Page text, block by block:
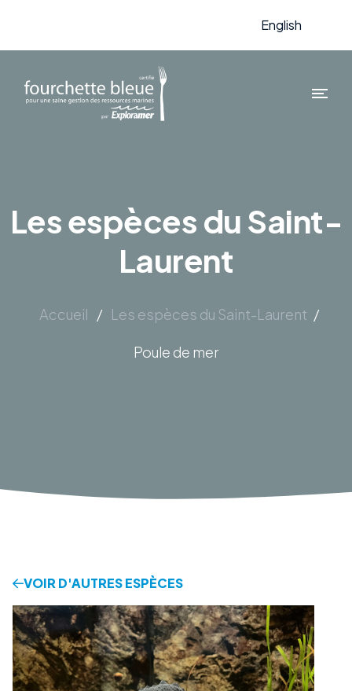
English
Les espèces du Saint-
Laurent
Accueil / Les espèces du Saint-Laurent /
Poule de mer
VOIR D'AUTRES ESPÈCES